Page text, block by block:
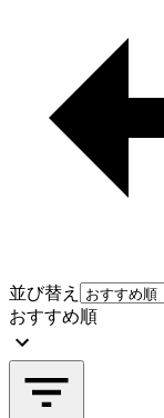
並び替え
おすすめ順